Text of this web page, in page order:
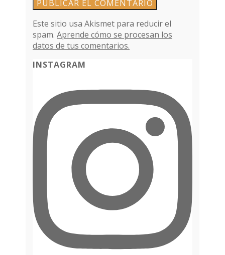
Este sitio usa Akismet para reducir el
spam.Aprende cómo se procesan los
datos de tus comentarios.
INSTAGRAM